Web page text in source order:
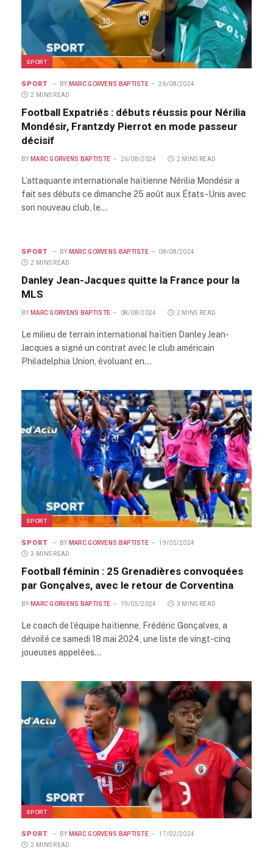
SPORT
SPORT BY MARC GORVENS BAPTISTE
26/08/2024
2 MINS READ
Football Expatriés : débuts réussis pour Nérilia
Mondésir, Frantzdy Pierrot en mode passeur
décisif
BY MARC GORVENS BAPTISTE 26/08/2024 2 MINS READ
L’attaquante internationale haïtienne Nérilia Mondésir a
fait ses débuts ce dimanche 25 août aux États-Unis avec
son nouveau club, le…
SPORT BY MARC GORVENS BAPTISTE
08/08/2024
2 MINS READ
Danley Jean-Jacques quitte la France pour la
MLS
BY MARC GORVENS BAPTISTE 08/08/2024 2 MINS READ
Le milieu de terrain international haïtien Danley Jean-
Jacques a signé un contrat avec le club américain
Philadelphia Union, évoluant en…
SPORT
SPORT BY MARC GORVENS BAPTISTE
19/05/2024
3 MINS READ
Football féminin : 25 Grenadières convoquées
par Gonçalves, avec le retour de Corventina
BY MARC GORVENS BAPTISTE 19/05/2024 3 MINS READ
Le coach de l’équipe haïtienne, Frédéric Gonçalves, a
dévoilé ce samedi 18 mai 2024, une liste de vingt-cinq
joueuses appelées…
SPORT
SPORT BY MARC GORVENS BAPTISTE
17/02/2024
2 MINS READ